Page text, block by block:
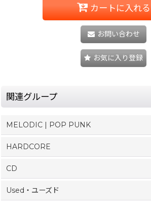
カートに入れる
お問い合わせ
お気に入り登録
関連グループ
MELODIC | POP PUNK
HARDCORE
CD
Used・ユーズド